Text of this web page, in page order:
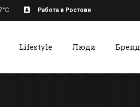
Работа в Ростове
Lifestyle Люди